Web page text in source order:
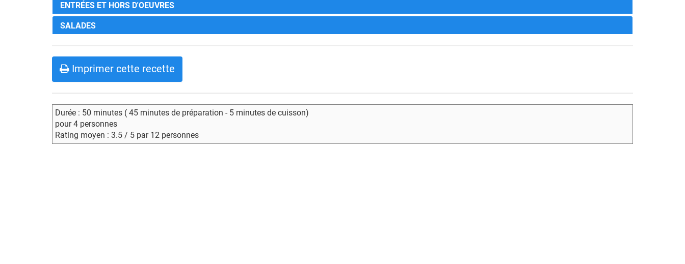
ENTRÉES ET HORS D'OEUVRES
SALADES
Imprimer cette recette
Durée : 50 minutes ( 45 minutes de préparation - 5 minutes de cuisson)
pour 4 personnes
Rating moyen : 3.5 / 5 par 12 personnes